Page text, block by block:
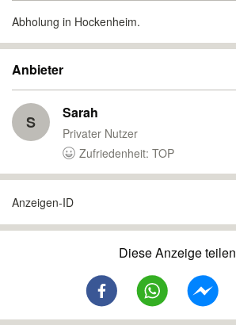
Abholung in Hockenheim.
Anbieter
S Sarah
Privater Nutzer
Zufriedenheit: TOP
Anzeigen-ID
Diese Anzeige teilen